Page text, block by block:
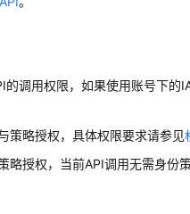
的调用权限，如果使用账号下的
策略授权，具体权限要求请参见
略授权，当前API调用无需身份策